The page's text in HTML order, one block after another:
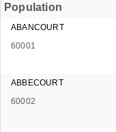
Population
ABANCOURT
60001
ABBECOURT
60002